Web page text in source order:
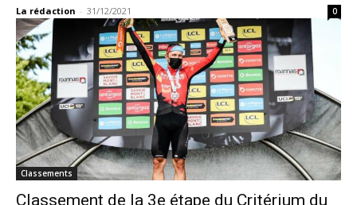
La rédaction - 31/12/2021 0
Classements
Classement de la 3e étape du Critérium du